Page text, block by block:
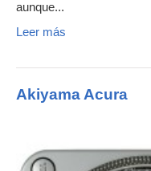
aunque...
Leer más
Akiyama Acura